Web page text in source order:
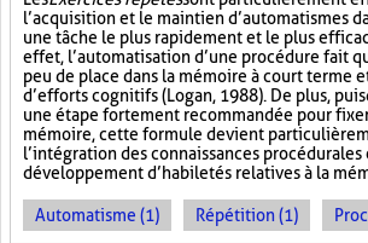
l’acquisition et le maintien d’automatismes
une tâche le plus rapidement et le plus
effet, l’automatisation d’une procédure fait
peu de place dans la mémoire à court terme
d’efforts cognitifs (Logan, 1988). De plus,
une étape fortement recommandée pour
mémoire, cette formule devient
l’intégration des connaissances procédurales
développement d’habiletés relatives à la
Automatisme (1) Répétition (1)